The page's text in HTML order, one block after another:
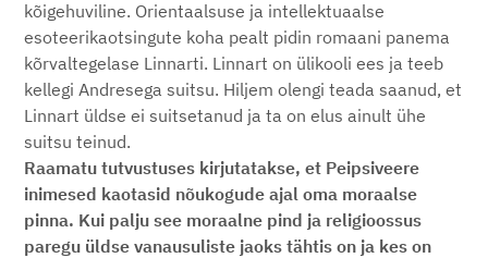
kõigehuviline. Orientaalsuse ja intellektuaalse
esoteerikaotsingute koha pealt pidin romaani panema
kõrvaltegelase Linnarti. Linnart on ülikooli ees ja teeb
kellegi Andresega suitsu. Hiljem olengi teada saanud, et
Linnart üldse ei suitsetanud ja ta on elus ainult ühe
suitsu teinud.
Raamatu tutvustuses kirjutatakse, et Peipsiveere
inimesed kaotasid nõukogude ajal oma moraalse
pinna. Kui palju see moraalne pind ja religioossus
paregu üldse vanausuliste jaoks tähtis on ja kes on